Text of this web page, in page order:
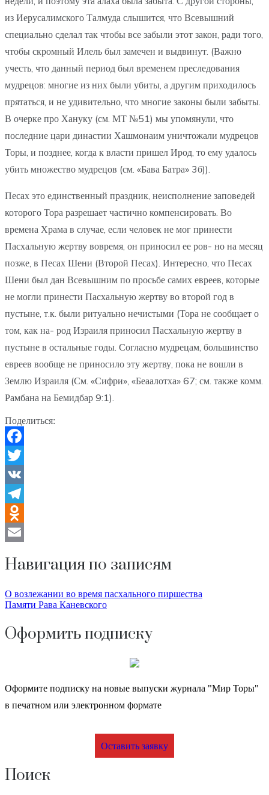
из Иерусалимского Талмуда слышится, что Всевышний
специально сделал так чтобы все забыли этот закон, ради того,
чтобы скромный Илель был замечен и выдвинут. (Важно
учесть, что данный период был временем преследования
мудрецов: многие из них были убиты, а другим приходилось
прятаться, и не удивительно, что многие законы были забыты.
В очерке про Хануку (см. МТ №51) мы упомянули, что
последние цари династии Хашмонаим уничтожали мудрецов
Торы, и позднее, когда к власти пришел Ирод, то ему удалось
убить множество мудрецов (см. «Бава Батра» 3б)).
Песах это единственный праздник, неисполнение заповедей
которого Тора разрешает частично компенсировать. Во
времена Храма в случае, если человек не мог принести
Пасхальную жертву вовремя, он приносил ее ров- но на месяц
позже, в Песах Шени (Второй Песах). Интересно, что Песах
Шени был дан Всевышним по просьбе самих евреев, которые
не могли принести Пасхальную жертву во второй год в
пустыне, т.к. были ритуально нечистыми (Тора не сообщает о
том, как на- род Израиля приносил Пасхальную жертву в
пустыне в остальные годы. Согласно мудрецам, большинство
евреев вообще не приносило эту жертву, пока не вошли в
Землю Израиля (См. «Сифри», «Беаалотха» 67; см. также комм.
Рамбана на Бемидбар 9:1).
Поделиться:
Facebook
Twitter
VK
Telegram
Odnoklassniki
Навигация по записям
О возлежании во время пасхального пиршества
Памяти Рава Каневского
Оформить подписку
Оформите подписку на новые выпуски журнала "Мир Торы"
в печатном или электронном формате
Оставить заявку
Поиск